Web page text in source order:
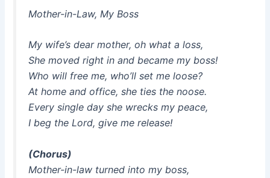
Mother-in-Law, My Boss
My wife’s dear mother, oh what a loss,
She moved right in and became my boss!
Who will free me, who’ll set me loose?
At home and office, she ties the noose.
Every single day she wrecks my peace,
I beg the Lord, give me release!
(Chorus)
Mother-in-law turned into my boss,